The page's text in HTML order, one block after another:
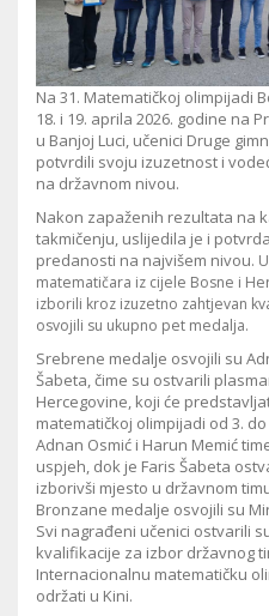
Na 31. Matematičkoj olimpijadi
18. i 19. aprila 2026. godine na
u Banjoj Luci, učenici Druge
potvrdili svoju izuzetnost i
na državnom nivou.
Nakon zapaženih rezultata na
takmičenju, uslijedila je i
predanosti na najvišem nivou.
matematičara iz cijele Bosne i
izborili kroz izuzetno zahtjevan
osvojili su ukupno pet medalja.
Srebrene medalje osvojili su
Šabeta, čime su ostvarili
Hercegovine, koji će
matematičkoj olimpijadi od 3.
Adnan Osmić i Harun Memić
uspjeh, dok je Faris Šabeta
izborivši mjesto u državnom
Bronzane medalje osvojili su
Svi nagrađeni učenici ostvarili
kvalifikacije za izbor državnog
Internacionalnu matematičku
održati u Kini.